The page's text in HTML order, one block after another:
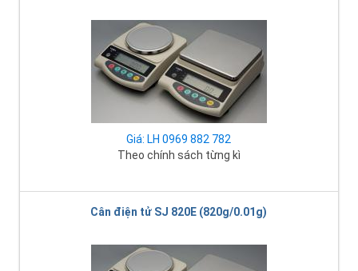
Giá: LH 0969 882 782
Theo chính sách từng kì
Cân điện tử SJ 820E (820g/0.01g)